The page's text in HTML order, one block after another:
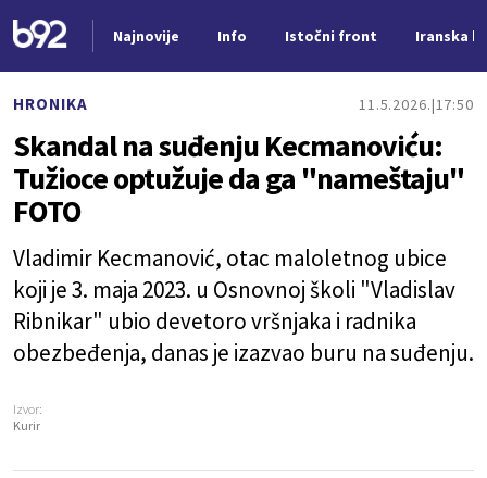
Najnovije Info Istočni front Iranska
HRONIKA 11.5.2026. 17:50
Skandal na suđenju Kecmanoviću:
Tužioce optužuje da ga "nameštaju"
FOTO
Vladimir Kecmanović, otac maloletnog ubice
koji je 3. maja 2023. u Osnovnoj školi "Vladislav
Ribnikar" ubio devetoro vršnjaka i radnika
obezbeđenja, danas je izazvao buru na suđenju.
Izvor:
Kurir